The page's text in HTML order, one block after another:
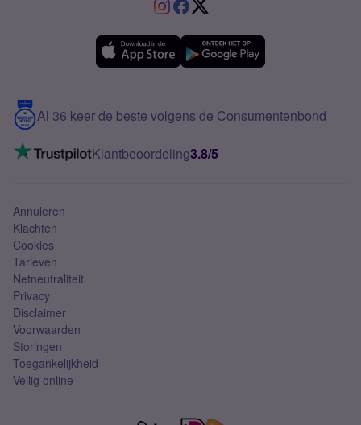
Verschil Prepaid en Sim Only
Meerdere nummers
5G internet
Mobiel internet
Mobiel abonnement
Contact
VoLTE 4G bellen
Al 36 keer de beste volgens de Consumentenbond
Klantbeoordeling3.8/5
Annuleren
Klachten
Cookies
Tarieven
Netneutraliteit
Privacy
Disclaimer
Voorwaarden
Storingen
Toegankelijkheid
Veilig online